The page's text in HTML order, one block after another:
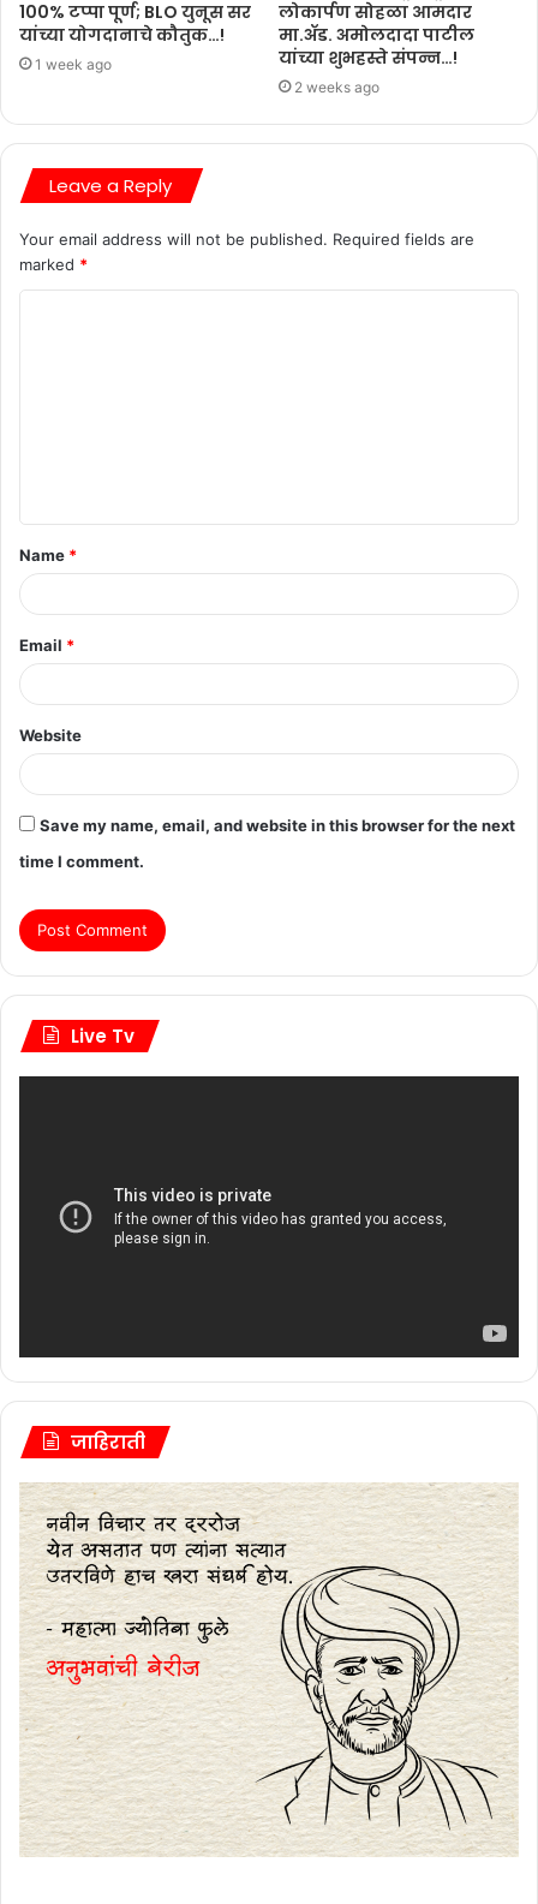
100% टप्पा पूर्ण; BLO युनूस सर
यांच्या योगदानाचे कौतुक…!
1 week ago
लोकार्पण सोहळा आमदार
मा.ॲड. अमोलदादा पाटील
यांच्या शुभहस्ते संपन्न…!
2 weeks ago
Leave a Reply
Your email address will not be published. Required fields are
marked *
Name *
Email *
Website
Save my name, email, and website in this browser for the next
time I comment.
Live Tv
जाहिराती